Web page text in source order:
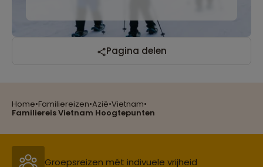
Home•Familiereizen•Azië•Vietnam•
Familiereis Vietnam Hoogtepunten
Pagina delen